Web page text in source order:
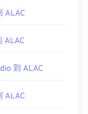
1
ALAC
ALAC
到 ALAC
ALAC